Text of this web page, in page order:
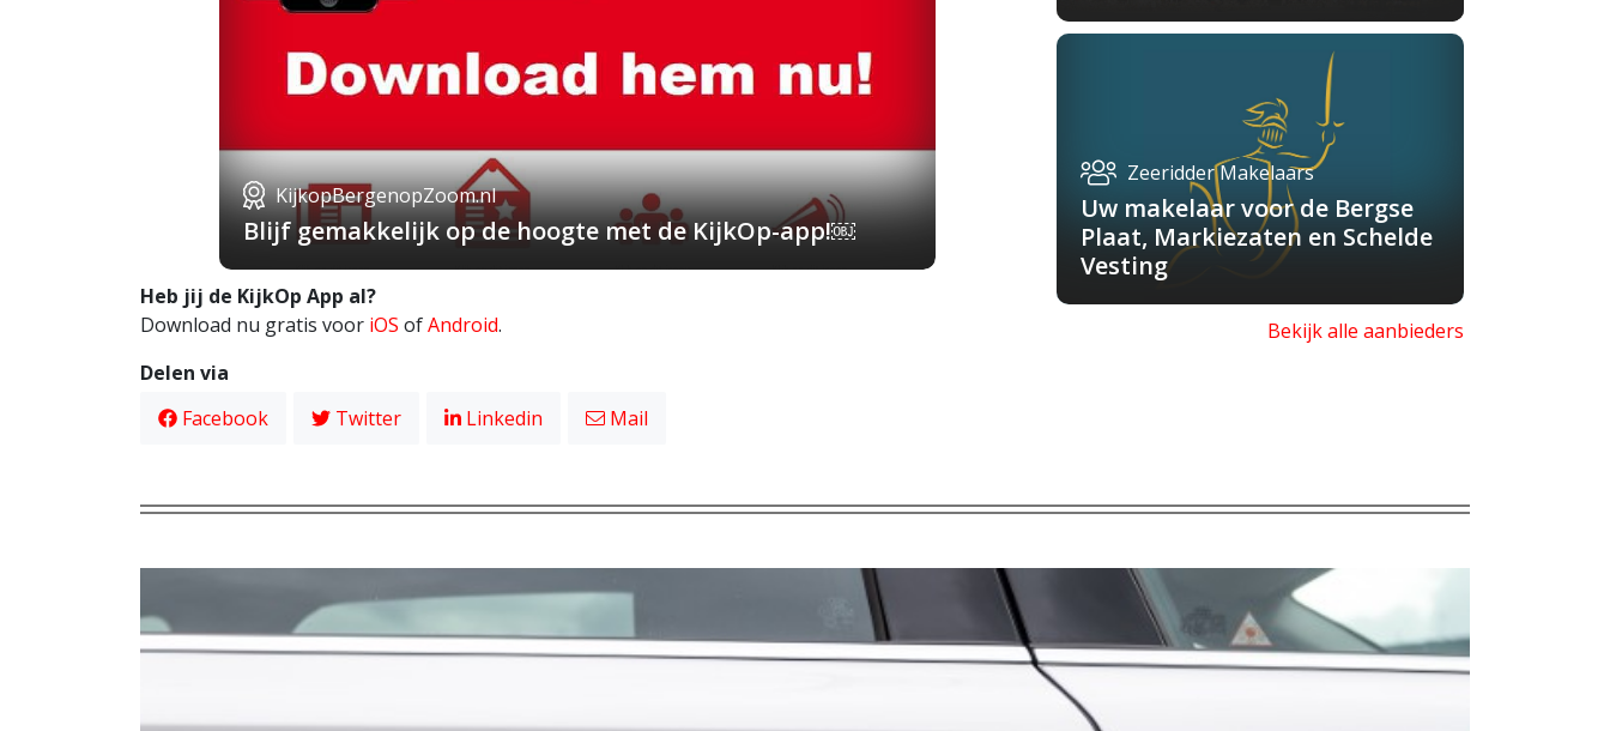
KijkopBergenopZoom.nl
Blijf gemakkelijk op de hoogte met de KijkOp-app!￼
Heb jij de KijkOp App al?
Download nu gratis voor iOS ofAndroid.
Delen via
Facebook
Twitter Linkedin Mail
Zeeridder Makelaars
Uw makelaar voor de Bergse
Plaat, Markiezaten en Schelde
Vesting
Bekijk alle aanbieders